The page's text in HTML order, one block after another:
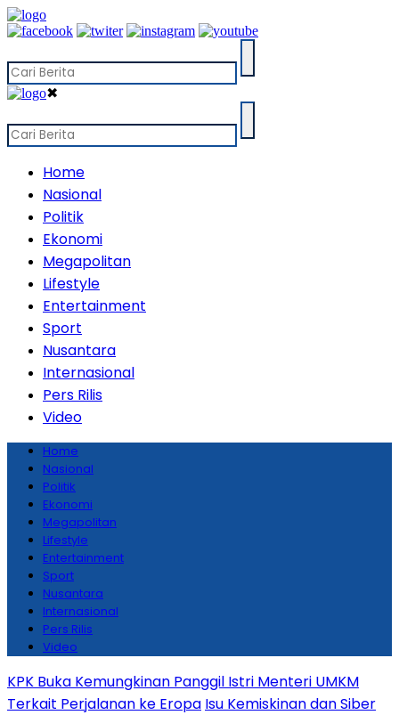
✖
Home
Nasional
Politik
Ekonomi
Megapolitan
Lifestyle
Entertainment
Sport
Nusantara
Internasional
Pers Rilis
Video
Home
Nasional
Politik
Ekonomi
Megapolitan
Lifestyle
Entertainment
Sport
Nusantara
Internasional
Pers Rilis
Video
KPK Buka Kemungkinan Panggil Istri Menteri UMKM
Terkait Perjalanan ke Eropa Isu Kemiskinan dan Siber